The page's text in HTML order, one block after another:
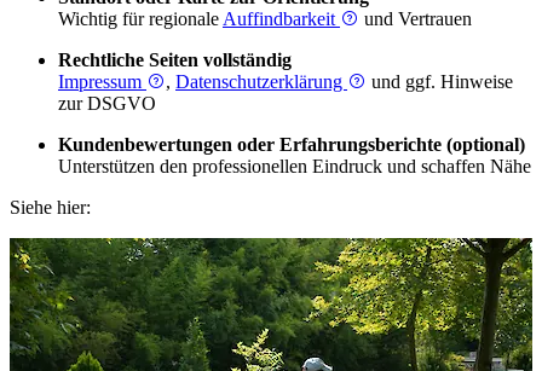
Wichtig für regionale Auffindbarkeit
und Vertrauen
Rechtliche Seiten vollständig
Impressum
, Datenschutzerklärung
und ggf. Hinweise
zur DSGVO
Kundenbewertungen oder Erfahrungsberichte (optional)
Unterstützen den professionellen Eindruck und schaffen Nähe
Siehe hier: